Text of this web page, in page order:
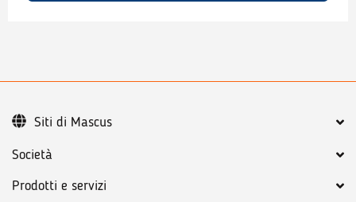
Società
Prodotti e servizi
Siti di Mascus